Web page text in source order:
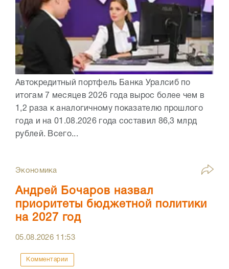
Автокредитный портфель Банка Уралсиб по
итогам 7 месяцев 2026 года вырос более чем в
1,2 раза к аналогичному показателю прошлого
года и на 01.08.2026 года составил 86,3 млрд
рублей. Всего...
Экономика
Андрей Бочаров назвал
приоритеты бюджетной политики
на 2027 год
05.08.2026 11:53
Комментарии